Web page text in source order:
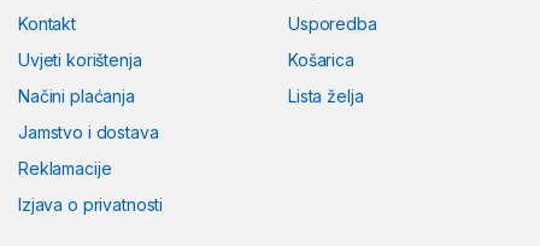
Kontakt
Uvjeti korištenja
Načini plaćanja
Jamstvo i dostava
Reklamacije
Izjava o privatnosti
Usporedba
Košarica
Lista želja